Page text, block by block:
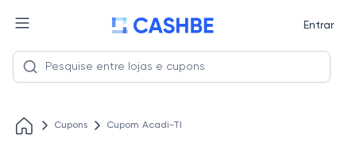
Entrar
Cupons Cupom Acadi-TI